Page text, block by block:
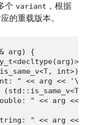
个 variant ，根据
的重载版本。
arg) {
int>) {
" << arg << '\n';
(std::is_same_v<T,
" << arg <<
" << arg <<